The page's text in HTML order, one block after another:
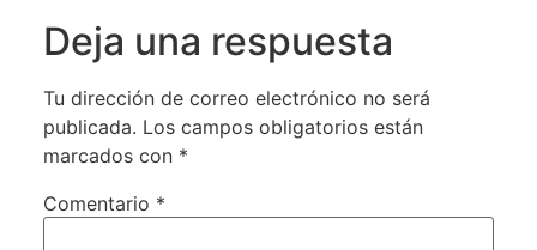
Deja una respuesta
Tu dirección de correo electrónico no será
publicada. Los campos obligatorios están
marcados con *
Comentario *